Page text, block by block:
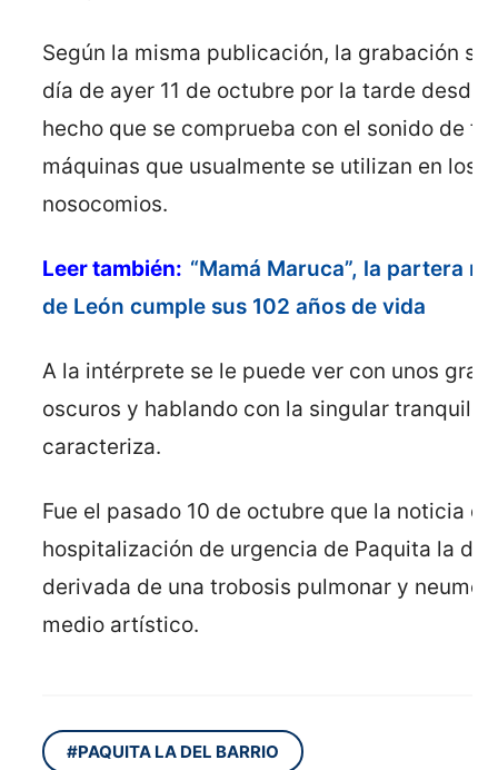
Según la misma publicación, la grabación se
día de ayer 11 de octubre por la tarde desde
hecho que se comprueba con el sonido de
máquinas que usualmente se utilizan en los
nosocomios.
Leer también: “Mamá Maruca”, la partera
de León cumple sus 102 años de vida
A la intérprete se le puede ver con unos
oscuros y hablando con la singular
caracteriza.
Fue el pasado 10 de octubre que la noticia
hospitalización de urgencia de Paquita la del
derivada de una trobosis pulmonar y
medio artístico.
#PAQUITA LA DEL BARRIO